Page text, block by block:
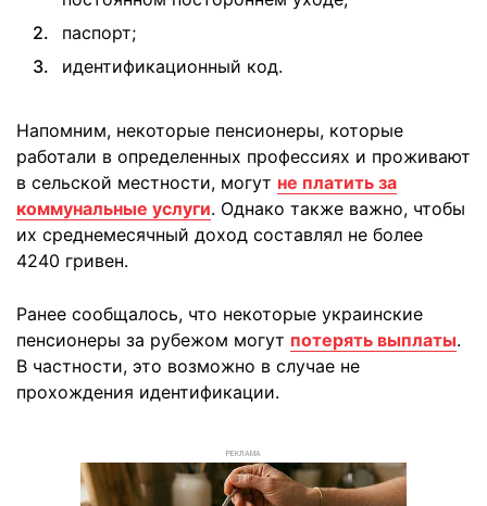
паспорт;
идентификационный код.
Напомним, некоторые пенсионеры, которые
работали в определенных профессиях и проживают
в сельской местности, могут не платить за
коммунальные услуги. Однако также важно, чтобы
их среднемесячный доход составлял не более
4240 гривен.
Ранее сообщалось, что некоторые украинские
пенсионеры за рубежом могут потерять выплаты.
В частности, это возможно в случае не
прохождения идентификации.
РЕКЛАМА